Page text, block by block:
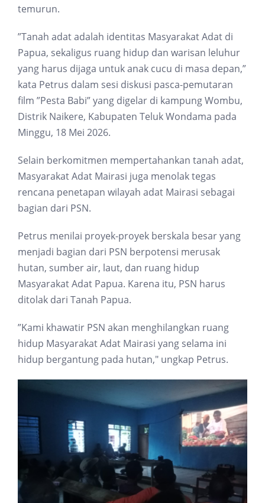
temurun.
”Tanah adat adalah identitas Masyarakat Adat di
Papua, sekaligus ruang hidup dan warisan leluhur
yang harus dijaga untuk anak cucu di masa depan,”
kata Petrus dalam sesi diskusi pasca-pemutaran
film ”Pesta Babi” yang digelar di kampung Wombu,
Distrik Naikere, Kabupaten Teluk Wondama pada
Minggu, 18 Mei 2026.
Selain berkomitmen mempertahankan tanah adat,
Masyarakat Adat Mairasi juga menolak tegas
rencana penetapan wilayah adat Mairasi sebagai
bagian dari PSN.
Petrus menilai proyek-proyek berskala besar yang
menjadi bagian dari PSN berpotensi merusak
hutan, sumber air, laut, dan ruang hidup
Masyarakat Adat Papua. Karena itu, PSN harus
ditolak dari Tanah Papua.
”Kami khawatir PSN akan menghilangkan ruang
hidup Masyarakat Adat Mairasi yang selama ini
hidup bergantung pada hutan," ungkap Petrus.